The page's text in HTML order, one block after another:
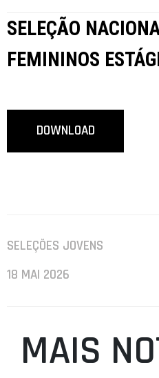
SELEÇÃO
FEMININOS
DOWNLOAD
SELEÇÕES JOVENS
18 MAI 2026
MAIS